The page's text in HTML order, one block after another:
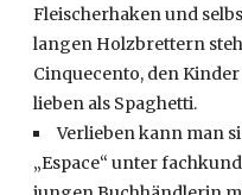
Fleischerhaken und
langen Holzbrettern
Cinquecento, den
lieben als Spaghetti.
Verlieben kann man
„Espace“ unter